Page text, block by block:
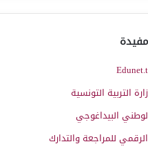
التربية التونسية
البيداغوجي
للمراجعة والتدارك